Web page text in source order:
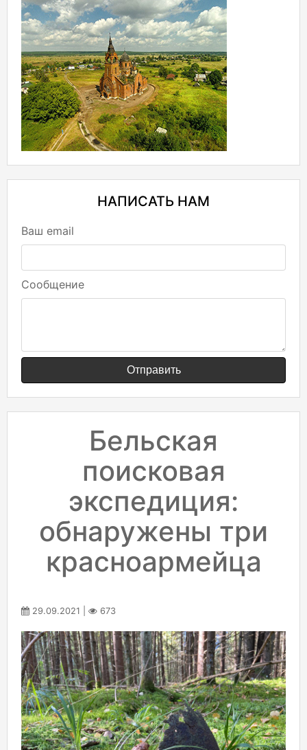
НАПИСАТЬ НАМ
Ваш email
Сообщение
Отправить
Бельская
поисковая
экспедиция:
обнаружены три
красноармейца
29.09.2021 | 673